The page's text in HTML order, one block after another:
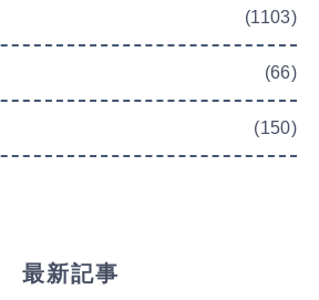
(1103)
(66)
(150)
最新記事